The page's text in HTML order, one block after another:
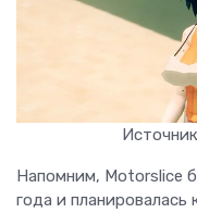
Напомним, Motorslice
года и